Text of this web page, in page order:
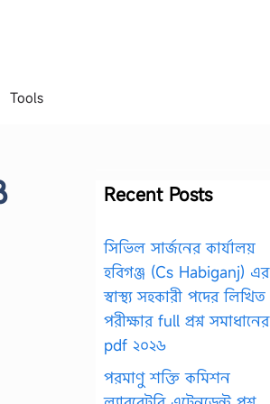
Tools
Recent Posts
সিভিল সার্জনের কার্যালয়
হবিগঞ্জ (Cs Habiganj) এর
স্বাস্থ্য সহকারী পদের লিখিত
পরীক্ষার full প্রশ্ন সমাধানের
pdf ২০২৬
পরমাণু শক্তি কমিশন